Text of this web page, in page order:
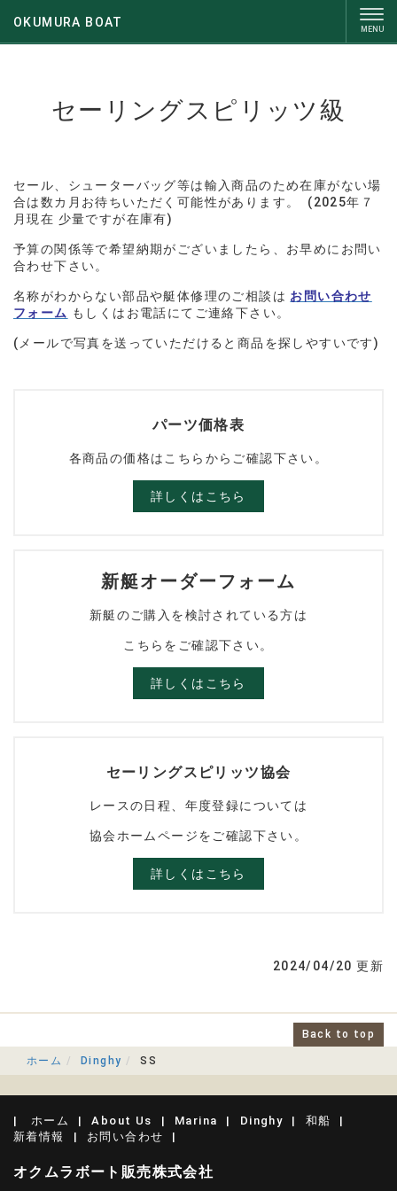
OKUMURA BOAT
セーリングスピリッツ級
セール、シューターバッグ等は輸入商品のため在庫がない場
合は数カ月お待ちいただく可能性があります。 (2025年７
月現在 少量ですが在庫有)
予算の関係等で希望納期がございましたら、お早めにお問い
合わせ下さい。
名称がわからない部品や艇体修理のご相談は お問い合わせ
フォーム もしくはお電話にてご連絡下さい。
(メールで写真を送っていただけると商品を探しやすいです)
パーツ価格表
各商品の価格はこちらからご確認下さい。
詳しくはこちら
新艇オーダーフォーム
新艇のご購入を検討されている方は
こちらをご確認下さい。
詳しくはこちら
セーリングスピリッツ協会
レースの日程、年度登録については
協会ホームページをご確認下さい。
詳しくはこちら
2024/04/20 更新
Back to top
ホーム Dinghy SS
ホーム About Us Marina Dinghy
和船
新着情報
お問い合わせ
オクムラボート販売株式会社